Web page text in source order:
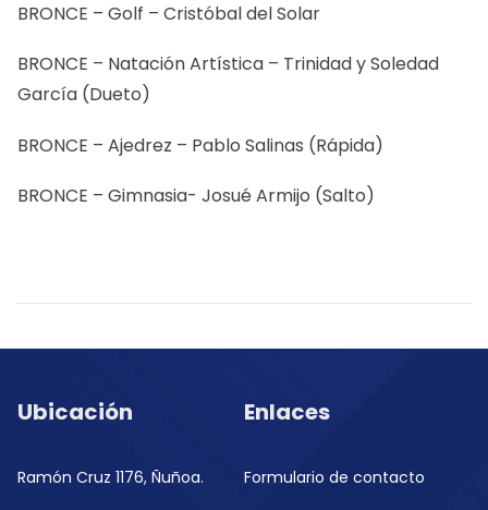
BRONCE – Golf – Cristóbal del Solar
BRONCE – Natación Artística – Trinidad y Soledad
García (Dueto)
BRONCE – Ajedrez – Pablo Salinas (Rápida)
BRONCE – Gimnasia- Josué Armijo (Salto)
Ubicación
Ramón Cruz 1176, Ñuñoa.
Enlaces
Formulario de contacto